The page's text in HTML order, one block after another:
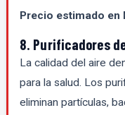
Precio estimado en
8. Purificadores
La calidad del aire
para la salud. Los
eliminan partículas,